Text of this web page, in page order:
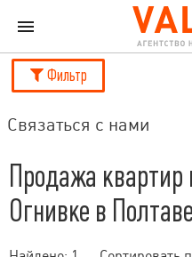
Фильтр
Связаться с нами
Продажа квартир
Огнивке в Полтаве